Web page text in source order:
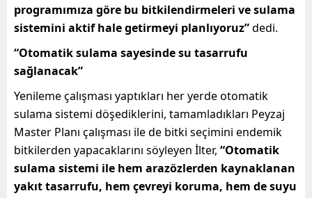
programımıza göre bu bitkilendirmeleri ve sulama
sistemini aktif hale getirmeyi planlıyoruz”dedi.
“Otomatik sulama sayesinde su tasarrufu
sağlanacak”
Yenileme çalışması yaptıkları her yerde otomatik
sulama sistemi döşediklerini, tamamladıkları Peyzaj
Master Planı çalışması ile de bitki seçimini endemik
bitkilerden yapacaklarını söyleyen İlter, “Otomatik
sulama sistemi ile hem arazözlerden kaynaklanan
yakıt tasarrufu, hem çevreyi koruma, hem de suyu